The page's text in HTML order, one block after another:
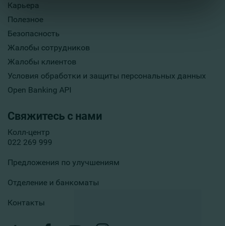
Карьера
Полезное
Безопасность
Жалобы сотрудников
Жалобы клиентов
Условия обработки и защиты персональных данных
Open Banking API
Свяжитесь с нами
Колл-центр
022 269 999
Предложения по улучшениям
Отделение и банкоматы
Контакты